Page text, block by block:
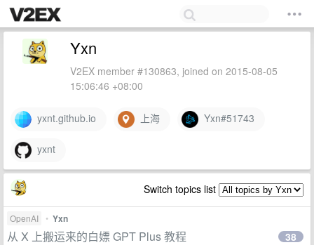
Yxn
V2EX member #130863, joined on 2015-08-05
15:06:46 +08:00
yxnt.github.io 上海 Yxn#51743
yxnt
Switch topics list
OpenAI • Yxn
从 X 上搬运来的白嫖 GPT Plus 教程 38